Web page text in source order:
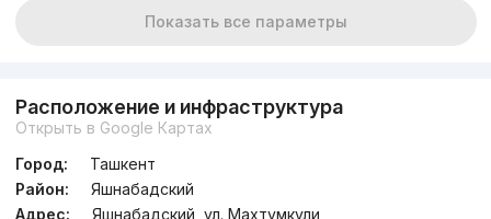
Показать все параметры
Расположение и инфраструктура
Открыть в Google Картах
Город:
Ташкент
Район:
Яшнабадский
Адрес:
Яшнабадский, ул. Махтумкули